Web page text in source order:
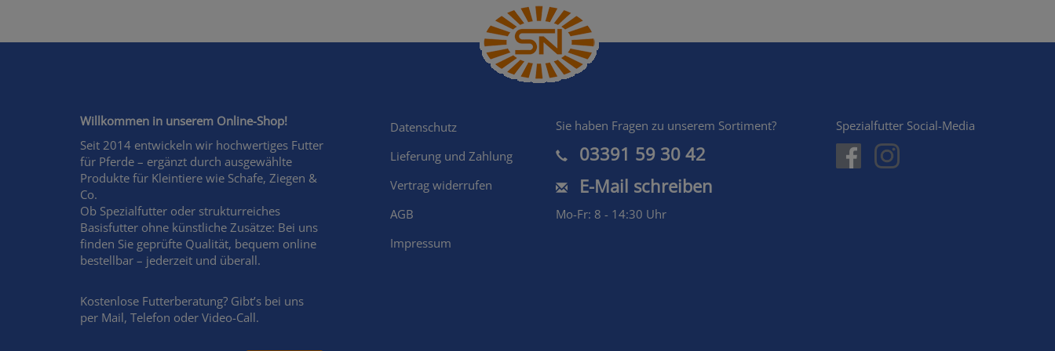
Willkommen in unserem Online-Shop!
Seit 2014 entwickeln wir hochwertiges Futter
für Pferde – ergänzt durch ausgewählte
Produkte für Kleintiere wie Schafe, Ziegen &
Co.
Ob Spezialfutter oder strukturreiches
Basisfutter ohne künstliche Zusätze: Bei uns
finden Sie geprüfte Qualität, bequem online
bestellbar – jederzeit und überall.
Kostenlose Futterberatung? Gibt’s bei uns
per Mail, Telefon oder Video-Call.
Shopmenu
Datenschutz
Lieferung und Zahlung
Vertrag widerrufen
AGB
Impressum
Sie haben Fragen zu unserem Sortiment?
03391 59 30 42
E-Mail schreiben
Mo-Fr: 8 - 14:30 Uhr
Spezialfutter Social-Media